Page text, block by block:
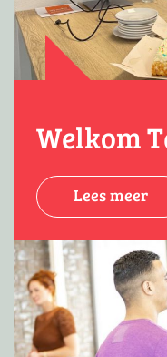
Welkom
Lees meer